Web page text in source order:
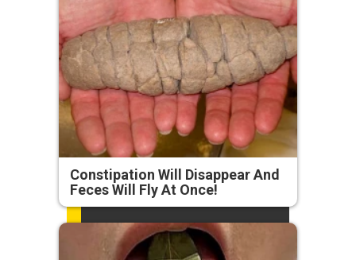
Constipation Will Disappear And
Feces Will Fly At Once!